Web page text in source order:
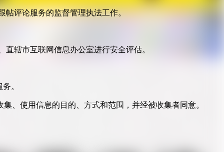
帖评论服务的监督管理执法工作。
辖市互联网信息办公室进行安全评估。
。
、使用信息的目的、方式和范围，并经被收集者同意。